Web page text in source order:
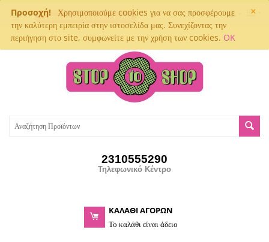
×
Προσοχή!
Χρησιμοποιούμε cookies για να σας προσφέρουμε
την καλύτερη εμπειρία στην ιστοσελίδα μας. Συνεχίζοντας την
περιήγηση στο site, συμφωνείτε με την χρήση των cookies. OK
Παρακολούθηση αποστολής
2310555290
Τηλεφωνικό Κέντρο
ΚΑΛΑΘΙ ΑΓΟΡΩΝ
Το καλάθι είναι άδειο